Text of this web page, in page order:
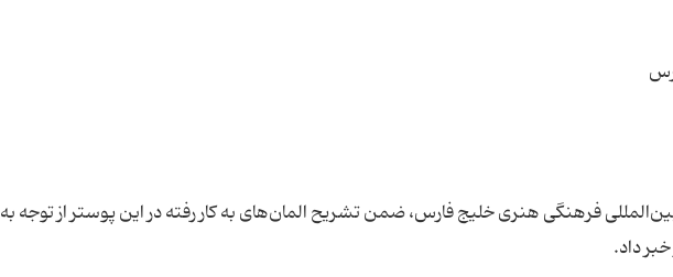
فرهنگی هنری خلیج فارس، ضمن تشریح المان‌های به کار رفته در این پوستر از توجه به